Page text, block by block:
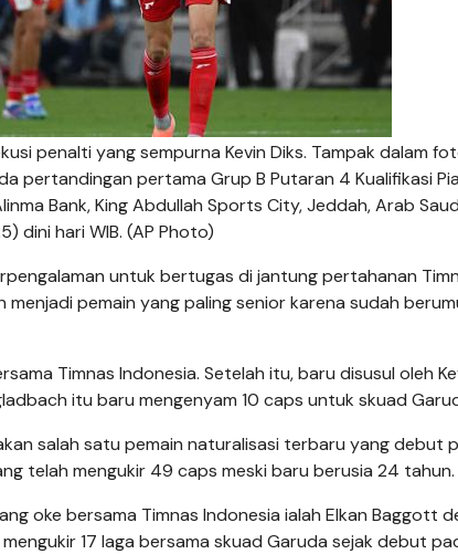
penalti yang sempurna Kevin Diks. Tampak dalam
pertandingan pertama Grup B Putaran 4 Kualifikasi
Bank, King Abdullah Sports City, Jeddah, Arab
dini hari WIB. (AP Photo)
untuk bertugas di jantung pertahanan
pemain yang paling senior karena sudah
Timnas Indonesia. Setelah itu, baru disusul oleh
itu baru mengenyam 10 caps untuk skuad
salah satu pemain naturalisasi terbaru yang debut
telah mengukir 49 caps meski baru berusia 24 tahun.
oke bersama Timnas Indonesia ialah Elkan Baggott
17 laga bersama skuad Garuda sejak debut